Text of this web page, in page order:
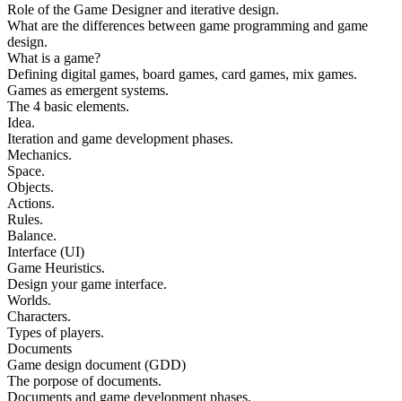
Role of the Game Designer and iterative design.
What are the differences between game programming and game
design.
What is a game?
Defining digital games, board games, card games, mix games.
Games as emergent systems.
The 4 basic elements.
Idea.
Iteration and game development phases.
Mechanics.
Space.
Objects.
Actions.
Rules.
Balance.
Interface (UI)
Game Heuristics.
Design your game interface.
Worlds.
Characters.
Types of players.
Documents
Game design document (GDD)
The porpose of documents.
Documents and game development phases.